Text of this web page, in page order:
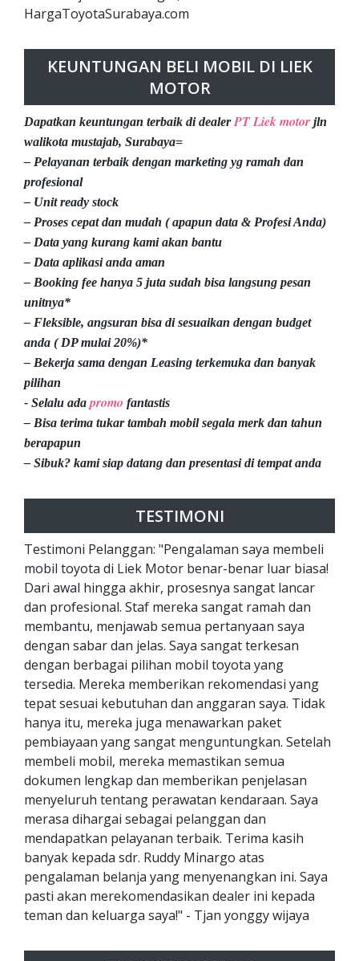
HargaToyotaSurabaya.com
KEUNTUNGAN BELI MOBIL DI LIEK
MOTOR
Dapatkan keuntungan terbaik di dealerPT Liek motor jln
walikota mustajab, Surabaya=
– Pelayanan terbaik dengan marketing yg ramah dan
profesional
– Unit ready stock
– Proses cepat dan mudah ( apapun data & Profesi Anda)
– Data yang kurang kami akan bantu
– Data aplikasi anda aman
– Booking fee hanya 5 juta sudah bisa langsung pesan
unitnya*
– Fleksible, angsuran bisa di sesuaikan dengan budget
anda ( DP mulai 20%)*
– Bekerja sama dengan Leasing terkemuka dan banyak
pilihan
- Selalu ada promo fantastis
– Bisa terima tukar tambah mobil segala merk dan tahun
berapapun
– Sibuk? kami siap datang dan presentasi di tempat anda
TESTIMONI
Testimoni Pelanggan: "Pengalaman saya membeli
mobil toyota di Liek Motor benar-benar luar biasa!
Dari awal hingga akhir, prosesnya sangat lancar
dan profesional. Staf mereka sangat ramah dan
membantu, menjawab semua pertanyaan saya
dengan sabar dan jelas. Saya sangat terkesan
dengan berbagai pilihan mobil toyota yang
tersedia. Mereka memberikan rekomendasi yang
tepat sesuai kebutuhan dan anggaran saya. Tidak
hanya itu, mereka juga menawarkan paket
pembiayaan yang sangat menguntungkan. Setelah
membeli mobil, mereka memastikan semua
dokumen lengkap dan memberikan penjelasan
menyeluruh tentang perawatan kendaraan. Saya
merasa dihargai sebagai pelanggan dan
mendapatkan pelayanan terbaik. Terima kasih
banyak kepada sdr. Ruddy Minargo atas
pengalaman belanja yang menyenangkan ini. Saya
pasti akan merekomendasikan dealer ini kepada
teman dan keluarga saya!" - Tjan yonggy wijaya